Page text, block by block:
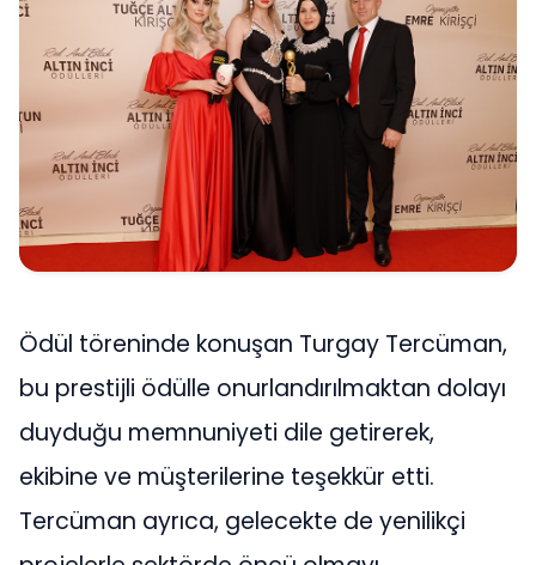
Ödül töreninde konuşan Turgay Tercüman,
bu prestijli ödülle onurlandırılmaktan dolayı
duyduğu memnuniyeti dile getirerek,
ekibine ve müşterilerine teşekkür etti.
Tercüman ayrıca, gelecekte de yenilikçi